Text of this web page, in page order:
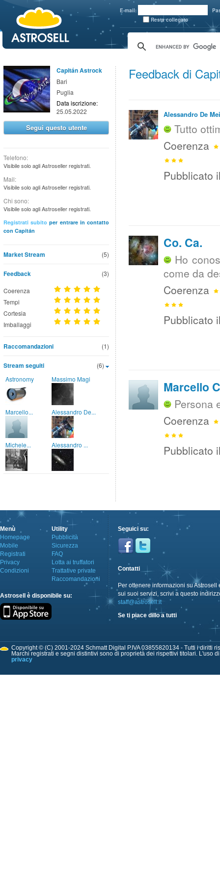
E-mail:
Resta collegato
Capitán Astrock
Bari
Puglia
Data iscrizione:
25.05.2022
Segui questo utente
Telefono:
Visibile solo agli Astroseller registrati.
Mail:
Visibile solo agli Astroseller registrati.
Chi sono:
Visibile solo agli Astroseller registrati.
Registrati subito per entrare in contatto
con Capitán
(5)
Market Stream
Feedback (3)
Coerenza
Tempi
Cortesia
Imballaggi
(1)
Raccomandazioni
(6)
Stream seguiti
Astronomy Massimo Magi
Marcello... Alessandro De...
Michele... Alessandro ...
Feedback di
Alessandro De
Tutto
Coerenza
Pubblicato
Co. Ca.
Ho
come da
Coerenza
Pubblicato
Marcello
Persona
Coerenza
Pubblicato
Menù
Homepage
Mobile
Registrati
Privacy
Condizioni
Utility
Pubblicità
Sicurezza
FAQ
Lotta ai truffatori
Trattative private
Raccomandazioni
Astrosell è disponibile su:
Seguici su:
Contatti
Per ottenere informazioni su Astrosell
sui suoi servizi, scrivi a questo
staff@astrosell.it
Se ti piace dillo a tutti
Copyright © (C) 2001-2024 Schmatt Digital P.IVA 03855820134 - Tutti i diritti
Marchi registrati e segni distintivi sono di proprietà dei rispettivi titolari. L'uso
privacy